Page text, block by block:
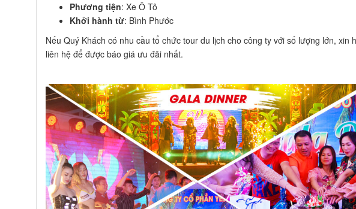
Phương tiện: Xe Ô Tô
Khởi hành từ: Bình Phước
Nếu Quý Khách có nhu cầu tổ chức tour du lịch cho công ty với số lượng lớn, xin
liên hệ để được báo giá ưu đãi nhất.